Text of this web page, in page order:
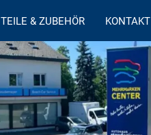
TEILE & ZUBEHÖR KONTAKT